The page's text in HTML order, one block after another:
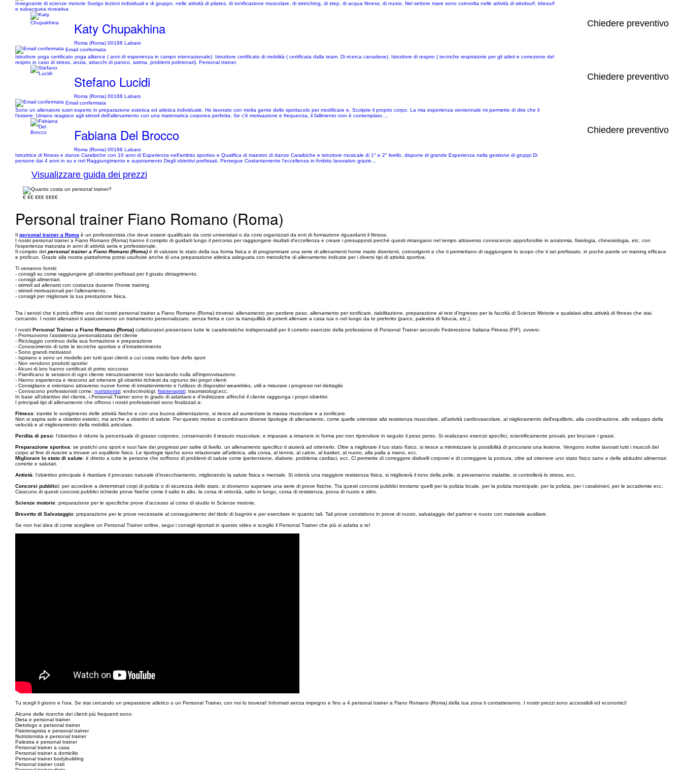
Insegnante di scienze motorie Svolgo lezioni individuali e di gruppo, nelle attività di pilates, di tonificazione muscolare, di stretching, di step, di acqua fitness, di nuoto. Nel settore mare sono coinvolta nelle attività di windsurf, kitesurf
e subacquea ricreativa
Katy Chupakhina
Roma (Roma) 00188 Labaro
Email confermata
Istruttore yoga certificato yoga alliance ( anni di esperienza in campo internazionale). Istruttore certificato di mobilità ( certificata dalla team. Di ricerca canadese). Istruttore di respiro ( tecniche respiratorie per gli atleti e correzione del
respiro in caso di stress, anzia, attacchi di panico, astma, problemi polmonari). Personal trainer.
Chiedere preventivo
Stefano Lucidi
Roma (Roma) 00188 Labaro
Email confermata
Sono un allenatore iusm esperto in preparazione estetica ed atletica individuale. Ho lavorato con molta gente dello spettacolo per modificare e. Scolpire il proprio corpo. La mia esperienza ventennale mi permette di dire che il
l'essere. Umano reagisce agli stimoli dell'allenamento con una matematica corporea perfetta. Se c'è motivazione e frequenza, il fallimento non è contemplato....
Chiedere preventivo
Fabiana Del Brocco
Roma (Roma) 00188 Labaro
Istruttrice di fitness e danze Caraibiche con 10 anni di Esperienza nell'ambito sportivo e Qualifica di maestro di danze Caraibiche e istruttore musicale di 1° e 2° livello, dispone di grande Esperienza nella gestione di gruppi Di
persone dai 4 anni in su e nel Raggiungimento e superamento Degli obiettivi prefissati. Persegue Costantemente l'eccellenza in Ambito lavorativo grazie...
Chiedere preventivo
Visualizzare guida dei prezzi
€ €€ €€€ €€€€
Personal trainer Fiano Romano (Roma)
Il personal trainer a Roma è un professionista che deve essere qualificato da corsi universitari o da corsi organizzati da enti di formazione riguardanti il fitness.
I nostri personal trainer a Fiano Romano (Roma) hanno il compito di guidarti lungo il percorso per raggiungere risultati d'eccellenza e creare i presupposti perché questi rimangano nel tempo attraverso conoscenze approfondite in anatomia, fisiologia, chinesiologia, etc. con
l'esperienza maturata in anni di attività seria e professionale.
Il compito del personal trainer a Fiano Romano (Roma) è di valutare lo stato della tua forma fisica e di programmare una serie di allenamenti home made divertenti, coinvolgenti e che ti permettano di raggiungere lo scopo che ti sei prefissato, in poche parole un training efficace
e proficuo. Grazie alla nostra piattaforma potrai usufruire anche di una preparazione atletica adeguata con metodiche di allenamento indicate per i diversi tipi di attività sportiva.
Ti verranno forniti:
- consigli su come raggiungere gli obiettivi prefissati per il giusto dimagrimento.
- consigli alimentari.
- stimoli ad allenarsi con costanza durante l'home training.
- stimoli motivazionali per l'allenamento.
- consigli per migliorare la tua prestazione fisica.
Tra i servizi che ti potrà offrire uno dei nostri personal trainer a Fiano Romano (Roma) troverai: allenamento per perdere peso, allenamento per tonificare, riabilitazione, preparazione al test d’ingresso per la facoltà di Scienze Motorie e qualsiasi altra attività di fitness che stai
cercando. I nostri allenatori ti assicureranno un trattamento personalizzato, senza fretta e con la tranquillità di poterti allenare a casa tua o nel luogo da te preferito (parco, palestra di fiducia, etc.).
I nostri Personal Trainer a Fiano Romano (Roma) collaboratori presentano tutte le caratteristiche indispensabili per il corretto esercizio della professione di Personal Trainer secondo Federezione Italiana Fitness (FIF), ovvero:
- Promuovono l’assistenza personalizzata del cliente
- Riciclaggio continuo della sua formazione e preparazione
- Conoscimento di tutte le tecniche sportive e d'intrattenimento
- Sono grandi motivatori
- Ispirano e sono un modello per tutti quei clienti a cui costa molto fare dello sport
- Non vendono prodotti sportivi
- Alcuni di loro hanno certificati di primo soccorso
- Pianificano le sessioni di ogni cliente minuziosamente non lasciando nulla all’improvvisazione.
- Hanno esperienza e riescono ad ottenere gli obiettivi richiesti da ognuno dei propri clienti
- Consigliano e orientano attraverso nuove forme di intrattenimento e l’utilizzo di dispositivi wearebles, utili a misurare i progressi nel dettaglio
- Conoscono professionisti come: nutrizionisti; endocrinologi; fisioterapisti; traumatologi;ecc.
In base all’obiettivo del cliente, i Personal Trainer sono in grado di adattarsi e d'indirizzare affinchè il cliente raggiunga i propri obiettivi.
I principali tipi di allenamento che offrono i nostri professionisti sono finalizzati a:
Fitness: tramite lo svolgimento delle attività fisiche e con una buona alimentazione, si riesce ad aumentare la massa muscolare e a tonificare.
Non si aspira solo a obiettivi estetici, ma anche a obiettivi di salute. Per questo motivo si combinano diverse tipologie di allenamento, come quelle orientate alla resistenza muscolare, all'attività cardiovascolare, al miglioramento dell'equilibrio, alla coordinazione, allo sviluppo della
velocità e al miglioramento della mobilità articolare.
Perdita di peso: l’obiettivo è ridurre la percentuale di grasso corporeo, conservando il tessuto muscolare, e imparare a rimanere in forma per non riprendere in seguito il peso perso. Si realizzano esercizi specifici, scientificamente provati, per bruciare i grassi .
Preparazione sportiva: se pratichi uno sport e vuoi fare dei progressi per salire di livello, un allenamento specifico ti aiuterà ad ottenerlo. Oltre a migliorare il tuo stato físico, si riesce a minimizzare la possibilità di procurarsi una lesione. Vengono inoltre lavorati tutti i muscoli del
corpo al fine di riuscire a trovare un equilibrio fisico. Le tipologie tipiche sono relazionate all’atletica, alla corsa, al tennis, al calcio, al basket, al nuoto, alla palla a mano, ecc.
Migliorare lo stato di salute: è diretto a tutte le persone che soffrono di problemi di salute come ipertensione, diabete, problema cardiaci, ecc. Ci permette di correggere dislivelli corporei e di correggere la postura, oltre ad ottenere uno stato fisico sano e delle abitudini alimentari
corrette e salutari.
Antietà: l’obiettivo principale è ritardare il processo naturale d'invecchiamento, migliorando la salute fisica e mentale. Si otterrà una maggiore resistenza fisica, si migliorerà il tono della pelle, si preverranno malattie, si controllerà lo stress, ecc.
Concorsi pubblici: per accedere a determinati corpi di polizia o di sicurezza dello stato, si dovranno superare una serie di prove fisiche. Tra questi concorsi pubblici troviamo quelli per la polizia locale, per la polizia municipale, per la polizia, per i carabinieri, per le accademie ecc.
Ciascuno di questi concorsi pubblici richiede prove fisiche come il salto in alto, la corsa di velocità, salto in lungo, corsa di resistenza, prova di nuoto e altro.
Scienze motorie: preparazione per le specifiche prove d’accesso al corso di studio in Scienze motorie.
Brevetto di Salvataggio: preparazione per le prove necessarie al conseguimento del titolo di bagnini e per esercitare in quanto tali. Tali prove consistono in prove di nuoto, salvataggio del partner e nuoto con materiale ausiliare.
Se non hai idea di come scegliere un Personal Trainer online, segui i consigli riportati in questo video e sceglio il Personal Trainer che più si adatta a te!
Tu scegli il giorno e l’ora. Se stai cercando un preparatore atletico o un Personal Trainer, con noi lo troverai! Informati senza impegno e fino a 4 personal trainer a Fiano Romano (Roma) della tua zona ti contatteranno. I nostri prezzi sono accessibili ed economici!
Alcune delle ricerche dei clienti più frequenti sono:
Dieta e personal trainer
Dietologo e personal trainer
Fisioterapista e personal trainer
Nutrizionista e personal trainer
Palestra e personal trainer
Personal trainer a casa
Personal trainer a domicilio
Personal trainer bodybuilding
Personal trainer costi